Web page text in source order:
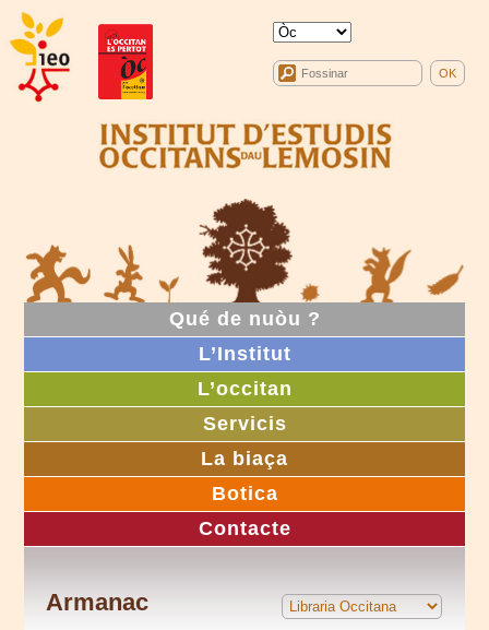
Qué de nuòu ?
L’Institut
L’occitan
Servicis
La biaça
Botica
Contacte
Armanac